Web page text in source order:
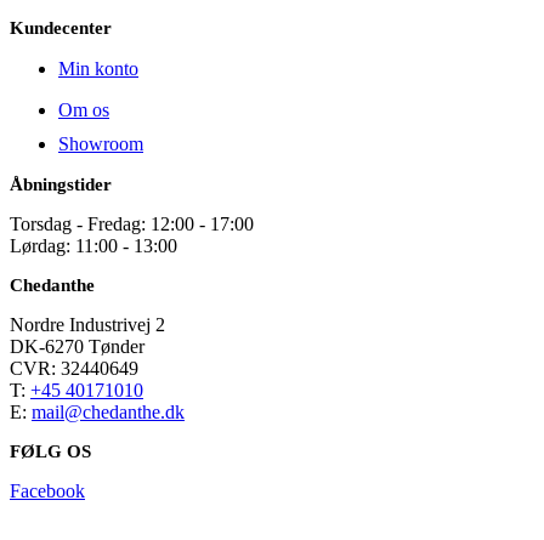
Kundecenter
Min konto
Om os
Showroom
Åbningstider
Torsdag - Fredag: 12:00 - 17:00
Lørdag: 11:00 - 13:00
Chedanthe
Nordre Industrivej 2
DK-6270 Tønder
CVR: 32440649
T: +45 40171010
E: mail@chedanthe.dk
FØLG OS
Facebook